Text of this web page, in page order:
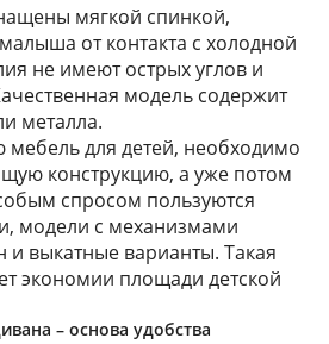
мягкой спинкой,
от контакта с холодной
не имеют острых углов и
модель содержит
металла.
мебель для детей, необходимо
конструкцию, а уже потом
спросом пользуются
модели с механизмами
и выкатные варианты. Такая
экономии площади детской
– основа удобства